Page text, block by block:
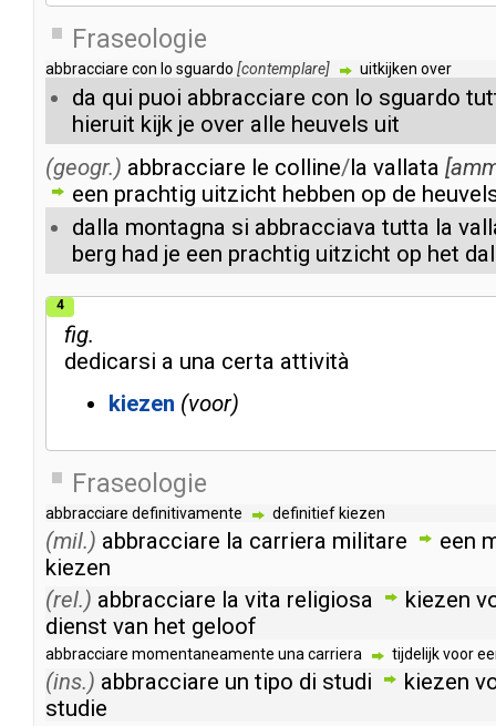
Fraseologie
abbracciare con lo sguardo [contemplare] uitkijken over
da qui puoi abbracciare con lo sguardo
hieruit kijk je over alle heuvels uit
(geogr.) abbracciare le colline/la vallata [
een prachtig uitzicht hebben op de
dalla montagna si abbracciava tutta la
berg had je een prachtig uitzicht op het dal
4
fig.
dedicarsi a una certa attività
kiezen voor
Fraseologie
abbracciare definitivamente definitief kiezen
(mil.) abbracciare la carriera militare een
kiezen
(rel.) abbracciare la vita religiosa kiezen
dienst van het geloof
abbracciare momentaneamente una carriera tijdelijkvoor
(ins.) abbracciare un tipo di studi kiezen
studie